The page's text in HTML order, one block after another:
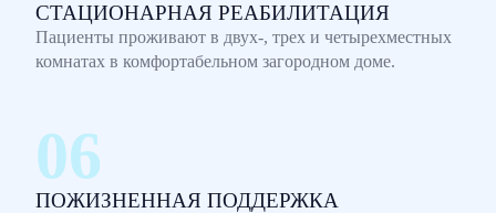
СТАЦИОНАРНАЯ РЕАБИЛИТАЦИЯ
Пациенты проживают в двух-, трех и четырехместных
комнатах в комфортабельном загородном доме.
ПОЖИЗНЕННАЯ ПОДДЕРЖКА